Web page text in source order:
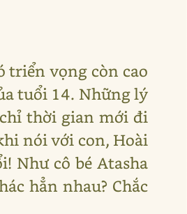
triển vọng còn cao
tuổi 14. Những lý
thời gian mới đi
nói với con, Hoài
Như cô bé Atasha
hẳn nhau? Chắc